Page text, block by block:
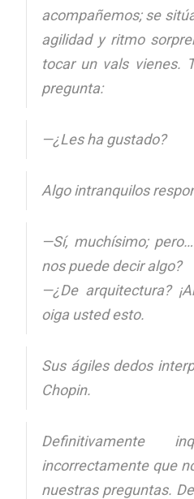
acompañemos; se
agilidad y ritmo
tocar un vals vienes.
pregunta:
—¿Les ha gustado?
Algo intranquilos
—Sí, muchísimo;
nos puede decir algo?
—¿De arquitectura?
oiga usted esto.
Sus ágiles dedos
Chopin.
Definitivamente
incorrectamente que
nuestras preguntas.